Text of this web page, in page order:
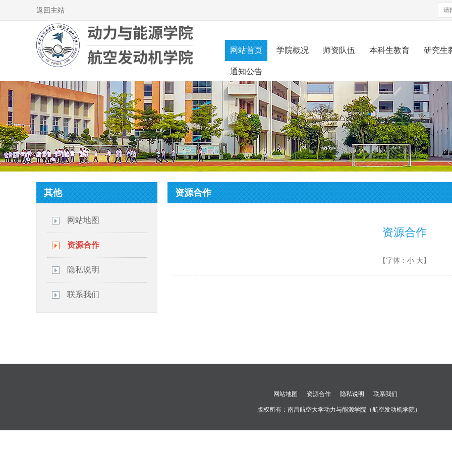
返回主站
网站首页 学院概况 师资队伍 本科生教育 研究生
通知公告
其他
网站地图
资源合作
隐私说明
联系我们
资源合作
资源合作
【字体： 小 大】
网站地图 资源合作 隐私说明 联系我们
版权所有： 南昌航空大学动力与能源学院（航空发动机学院）